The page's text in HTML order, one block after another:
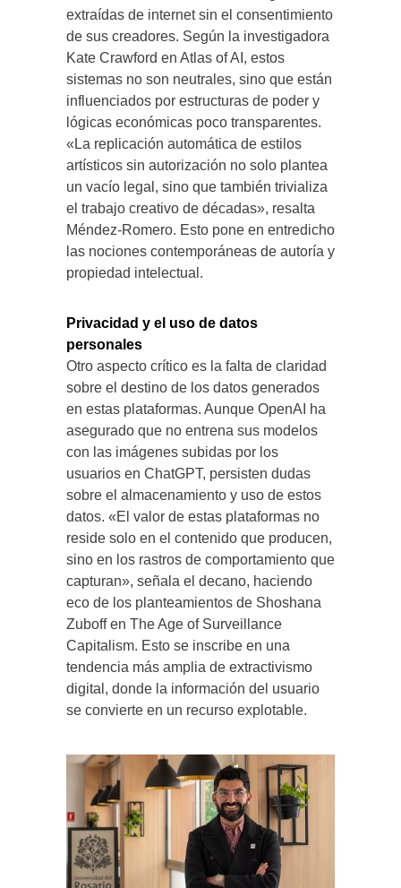
extraídas de internet sin el consentimiento
de sus creadores. Según la investigadora
Kate Crawford en Atlas of AI, estos
sistemas no son neutrales, sino que están
influenciados por estructuras de poder y
lógicas económicas poco transparentes.
«La replicación automática de estilos
artísticos sin autorización no solo plantea
un vacío legal, sino que también trivializa
el trabajo creativo de décadas», resalta
Méndez-Romero. Esto pone en entredicho
las nociones contemporáneas de autoría y
propiedad intelectual.
Privacidad y el uso de datos
personales
Otro aspecto crítico es la falta de claridad
sobre el destino de los datos generados
en estas plataformas. Aunque OpenAI ha
asegurado que no entrena sus modelos
con las imágenes subidas por los
usuarios en ChatGPT, persisten dudas
sobre el almacenamiento y uso de estos
datos. «El valor de estas plataformas no
reside solo en el contenido que producen,
sino en los rastros de comportamiento que
capturan», señala el decano, haciendo
eco de los planteamientos de Shoshana
Zuboff en The Age of Surveillance
Capitalism. Esto se inscribe en una
tendencia más amplia de extractivismo
digital, donde la información del usuario
se convierte en un recurso explotable.